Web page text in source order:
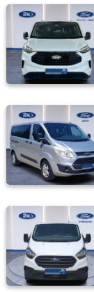
Trend
340L
2.0L
EcoBlue
Upgrade
Trend
HONDA
HYUNDAI
ISUZU
Iveco
JEEP
KIA
LANCIA
MAN